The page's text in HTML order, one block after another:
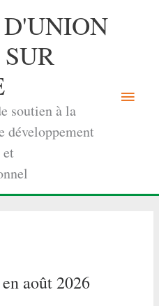
soutien à la
développement
Menu
août 2026